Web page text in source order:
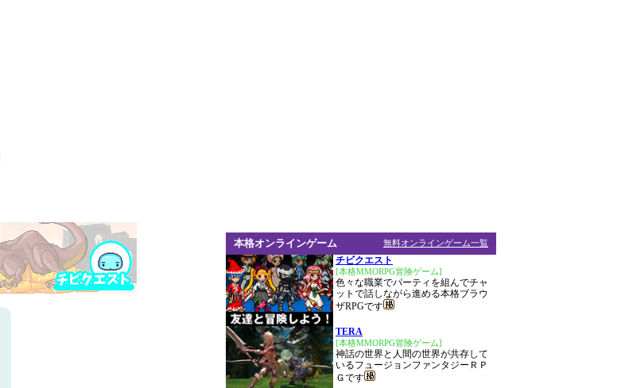
無料オンラインゲーム一覧
本格オンラインゲーム
チビクエスト
[本格MMORPG冒険ゲーム]
色々な職業でパーティを組んでチャ
ットで話しながら進める本格ブラウ
ザRPGです
TERA
[本格MMORPG冒険ゲーム]
神話の世界と人間の世界が共存して
いるフュージョンファンタジーＲＰ
Ｇです